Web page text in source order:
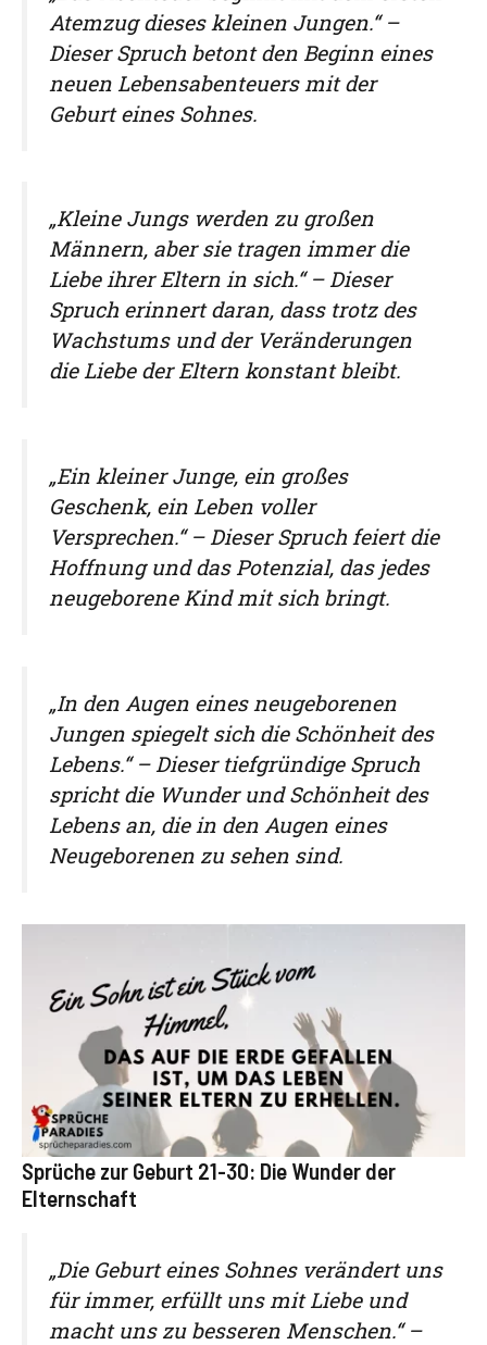
Atemzug dieses kleinen Jungen.“ –
Dieser Spruch betont den Beginn eines
neuen Lebensabenteuers mit der
Geburt eines Sohnes.
„Kleine Jungs werden zu großen
Männern, aber sie tragen immer die
Liebe ihrer Eltern in sich.“ – Dieser
Spruch erinnert daran, dass trotz des
Wachstums und der Veränderungen
die Liebe der Eltern konstant bleibt.
„Ein kleiner Junge, ein großes
Geschenk, ein Leben voller
Versprechen.“ – Dieser Spruch feiert die
Hoffnung und das Potenzial, das jedes
neugeborene Kind mit sich bringt.
„In den Augen eines neugeborenen
Jungen spiegelt sich die Schönheit des
Lebens.“ – Dieser tiefgründige Spruch
spricht die Wunder und Schönheit des
Lebens an, die in den Augen eines
Neugeborenen zu sehen sind.
Sprüche zur Geburt 21-30: Die Wunder der
Elternschaft
„Die Geburt eines Sohnes verändert uns
für immer, erfüllt uns mit Liebe und
macht uns zu besseren Menschen.“ –